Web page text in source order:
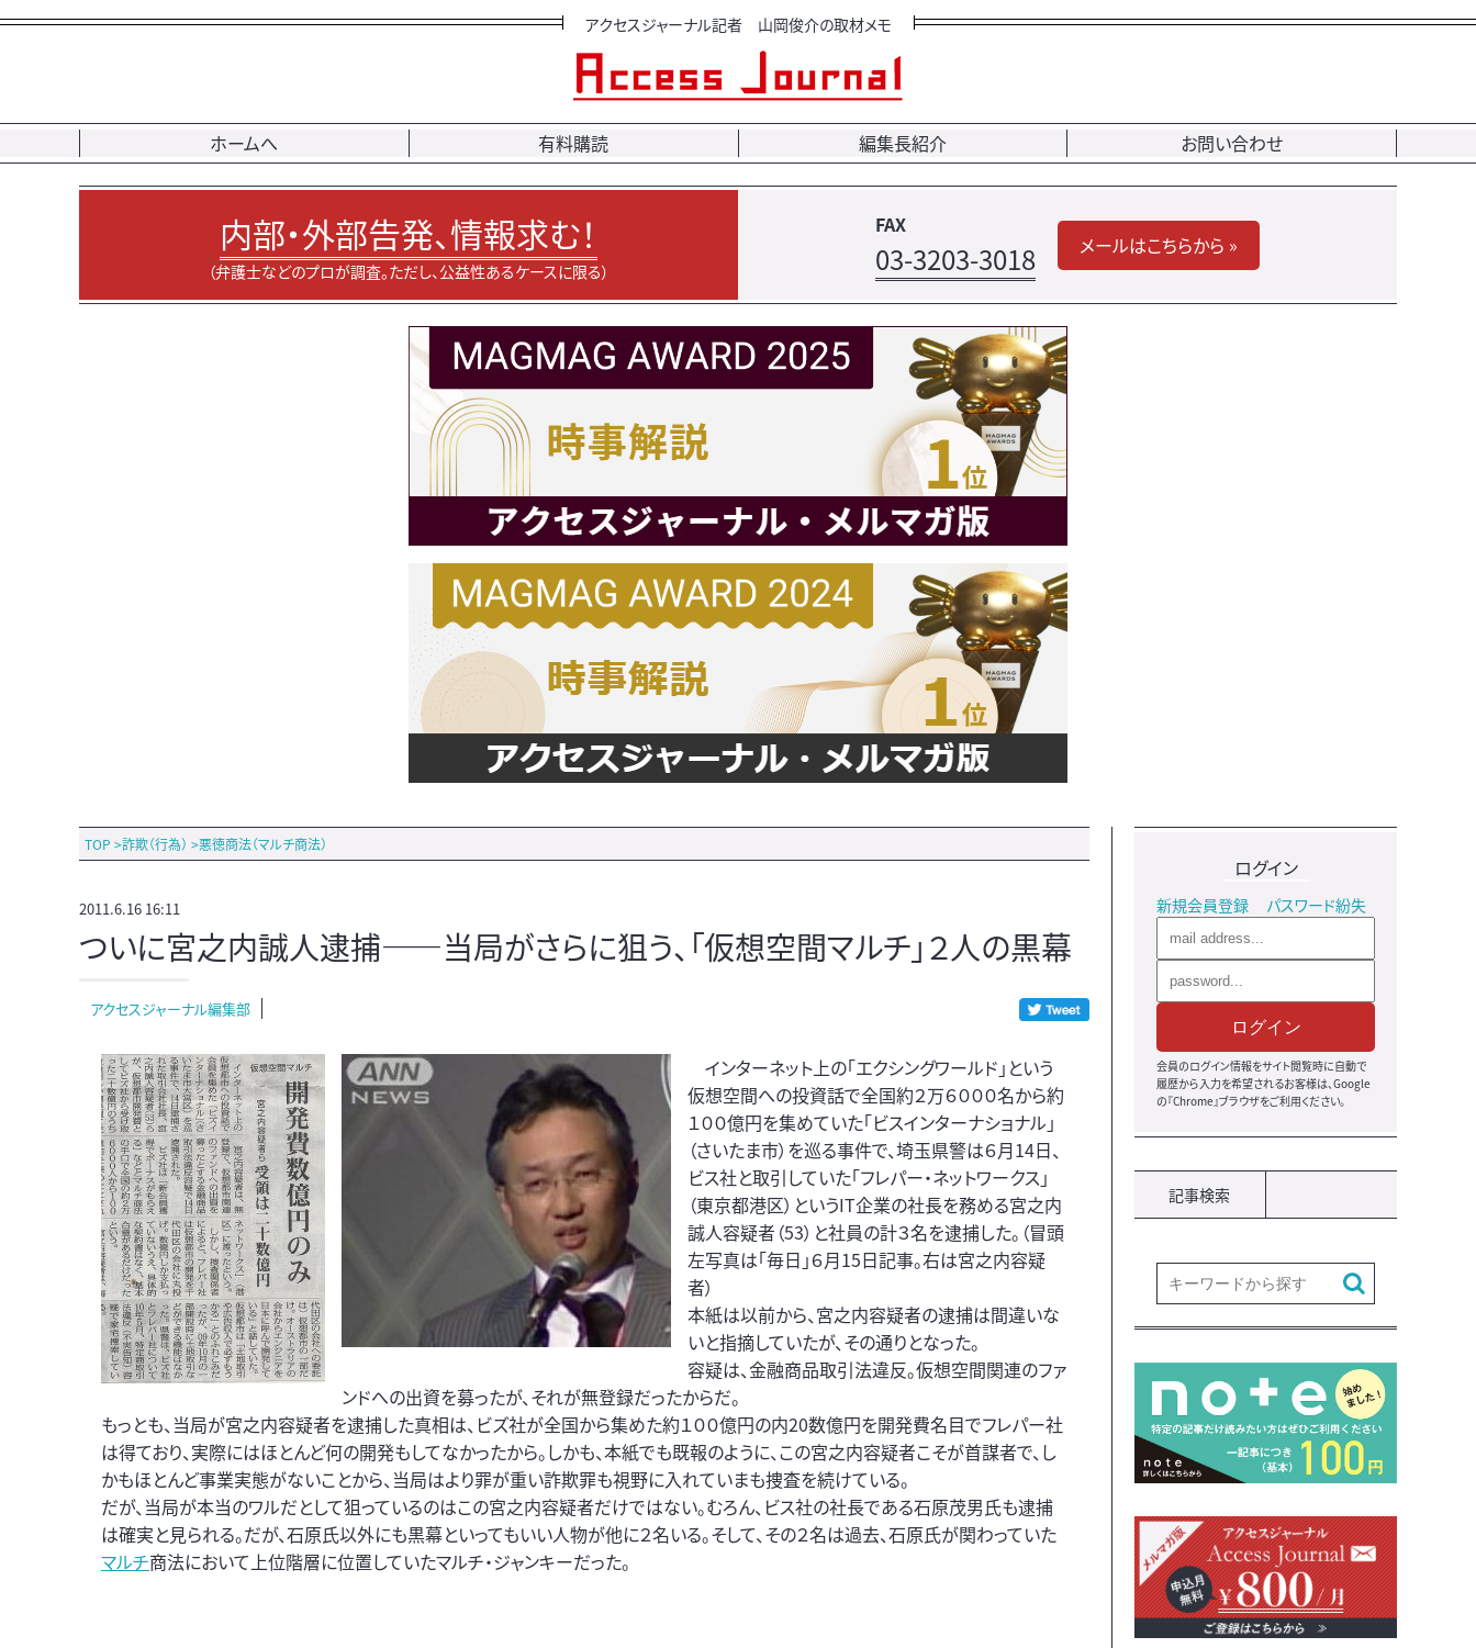
アクセスジャーナル記者 山岡俊介の取材メモ
ホームへ 有料購読 編集長紹介 お問い合わせ
内部・外部告発、情報求む！
（弁護士などのプロが調査。ただし、公益性あるケースに限る）
FAX
03-3203-3018 メールはこちらから »
TOP >詐欺（行為） >悪徳商法（マルチ商法）
2011.6.16 16:11
ついに宮之内誠人逮捕――当局がさらに狙う、「仮想空間マルチ」２人の黒幕
アクセスジャーナル編集部
インターネット上の「エクシングワールド」という
仮想空間への投資話で全国約２万６０００名から約
１００億円を集めていた「ビスインターナショナル」
（さいたま市）を巡る事件で、埼玉県警は６月14日、
ビス社と取引していた「フレパー・ネットワークス」
（東京都港区）というIT企業の社長を務める宮之内
誠人容疑者（53）と社員の計３名を逮捕した。（冒頭
左写真は「毎日」６月15日記事。右は宮之内容疑
者）
本紙は以前から、宮之内容疑者の逮捕は間違いな
いと指摘していたが、その通りとなった。
容疑は、金融商品取引法違反。仮想空間関連のファ
ンドへの出資を募ったが、それが無登録だったからだ。
もっとも、当局が宮之内容疑者を逮捕した真相は、ビズ社が全国から集めた約１００億円の内20数億円を開発費名目でフレパー社
は得ており、実際にはほとんど何の開発もしてなかったから。しかも、本紙でも既報のように、この宮之内容疑者こそが首謀者で、し
かもほとんど事業実態がないことから、当局はより罪が重い詐欺罪も視野に入れていまも捜査を続けている。
だが、当局が本当のワルだとして狙っているのはこの宮之内容疑者だけではない。むろん、ビス社の社長である石原茂男氏も逮捕
は確実と見られる。だが、石原氏以外にも黒幕といってもいい人物が他に２名いる。そして、その２名は過去、石原氏が関わっていた
マルチ商法において上位階層に位置していたマルチ・ジャンキーだった。
ログイン
新規会員登録 パスワード紛失
ログイン
会員のログイン情報をサイト閲覧時に自動で
履歴から入力を希望されるお客様は、Google
の『Chrome』ブラウザをご利用ください。
記事検索